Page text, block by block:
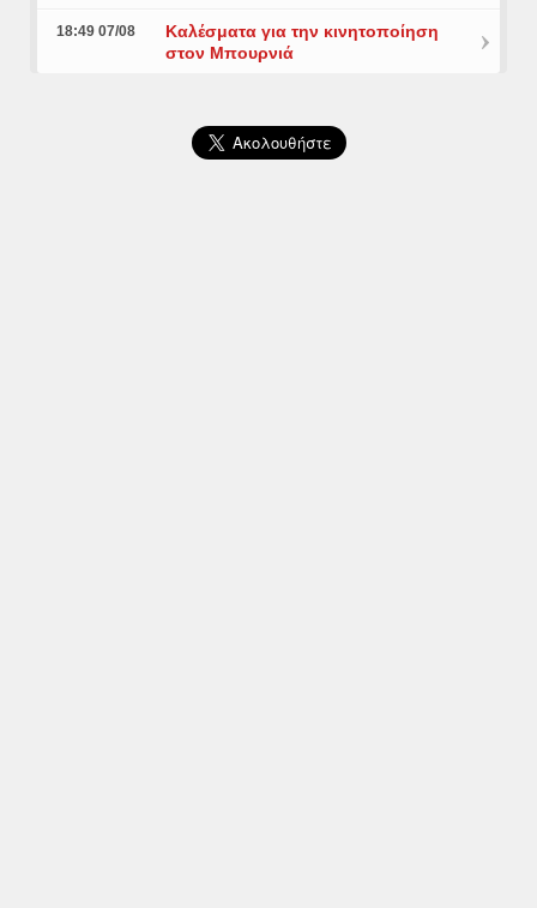
18:49 07/08
Καλέσματα για την κινητοποίηση
στον Μπουρνιά